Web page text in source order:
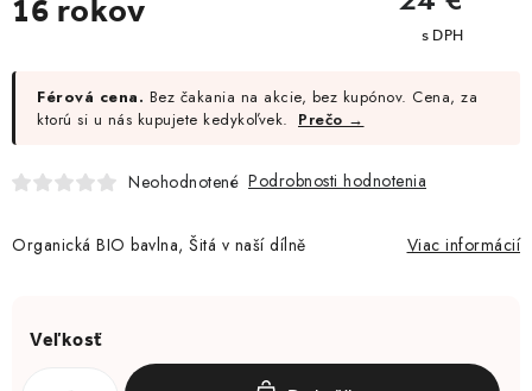
Moja objednávka
16 rokov
Neohodnotené Podrobnosti hodnotenia
Férová cena. Bez čakania na akcie, bez kupónov. Cena, za
ktorú si u nás kupujete kedykoľvek. Prečo →
Organická BIO bavlna, Šitá v naší dílně Viac informácií